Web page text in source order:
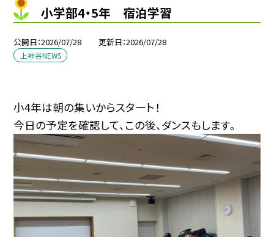
小学部4・5年 宿泊学習
公開日 2026/07/28 更新日 2026/07/28
上神谷NEWS
小4年は朝の集いからスタート！
今日の予定を確認して、この後、ダンスもします。